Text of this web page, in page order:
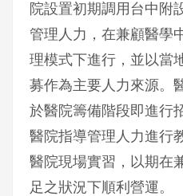
院設置初期調用台中附
管理人力，在兼顧醫學
理模式下進行，並以當
募作為主要人力來源。
於醫院籌備階段即進行
醫院指導管理人力進行
醫院現場實習，以期在
足之狀況下順利營運。